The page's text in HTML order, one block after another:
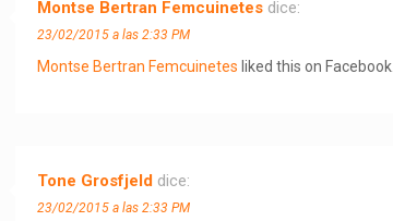
Montse Bertran Femcuinetes dice:
23/02/2015 a las 2:33 PM
Montse Bertran Femcuinetes liked this on Facebook.
Tone Grosfjeld dice:
23/02/2015 a las 2:33 PM